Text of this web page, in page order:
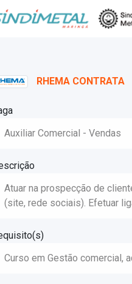
RHEMA CONTRATA
Auxiliar Comercial - Vendas
Atuar na prospecção de
(site, rede sociais). Efetuar
Curso em Gestão comercial,